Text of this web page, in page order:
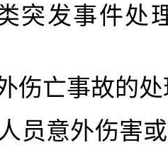
突发事件处
伤亡事故的
员意外伤害